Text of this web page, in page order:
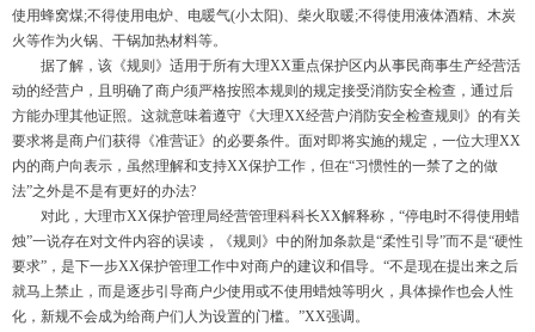
使用蜂窝煤;不得使用电炉、电暖气(小太阳)、柴火取暖;不得使用液体酒精、木炭
火等作为火锅、干锅加热材料等。
据了解，该《规则》适用于所有大理XX重点保护区内从事民商事生产经营活
动的经营户，且明确了商户须严格按照本规则的规定接受消防安全检查，通过后
方能办理其他证照。这就意味着遵守《大理XX经营户消防安全检查规则》的有关
要求将是商户们获得《准营证》的必要条件。面对即将实施的规定，一位大理XX
内的商户向表示，虽然理解和支持XX保护工作，但在“习惯性的一禁了之的做
法”之外是不是有更好的办法?
对此，大理市XX保护管理局经营管理科科长XX解释称 ， “停电时不得使用蜡
烛”一说存在对文件内容的误读，《规则》中的附加条款是“柔性引 导”而不是“硬性
要求” ，是下一步XX保护管理工作中对商户的建议和倡导。 “不是现在提出来之后
就马上禁止，而是逐步引导商户少使用或不使用蜡烛等明火，具体操作也会人性
化，新规不会成为给商户们人为设置的门槛。 ”XX强调。